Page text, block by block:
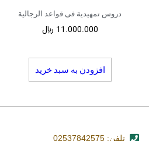
دروس تمهیدیة فی قواعد الرجالیة
11.000.000 ﷼
افزودن به سبد خرید
تلفن: 02537842575